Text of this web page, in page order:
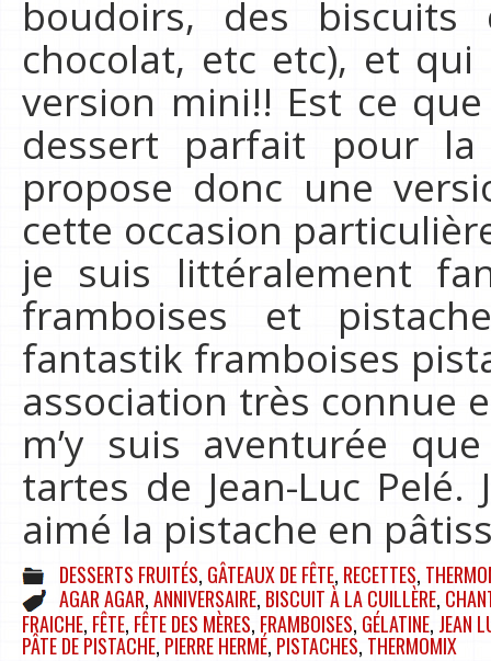
boudoirs, des
chocolat, etc etc), et qui
version mini!! Est ce
dessert parfait pour
propose donc une
cette occasion
je suis littéralement
framboises et
fantastik framboises
association très connue
m’y suis aventurée
tartes de Jean-Luc Pelé.
aimé la pistache en
DESSERTS FRUITÉS, GÂTEAUX DE FÊTE, RECETTES,
AGAR AGAR,ANNIVERSAIRE, BISCUIT À LA CUILLÈRE,
FRAICHE, FÊTE, FÊTE DES MÈRES, FRAMBOISES, GÉLATINE, JEAN
PÂTE DE PISTACHE, PIERRE HERMÉ, PISTACHES, THERMOMIX